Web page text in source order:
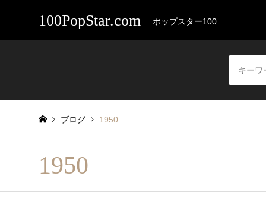
100PopStar.com ポップスター100
ブログ 1950
1950